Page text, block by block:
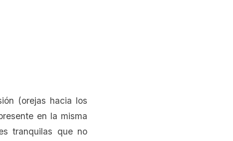
(orejas hacia los
en la misma
tranquilas que no